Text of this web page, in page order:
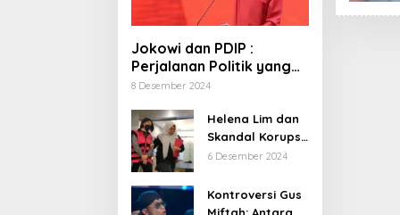
Jokowi dan PDIP :
Perjalanan Politik yang
Penuh Warna dan
8 Desember 2024
Helena Lim dan
Skandal Korupsi
Timah: Kisah
yang Menjerat
Hukum
6 Desember 2024
Kontroversi Gus